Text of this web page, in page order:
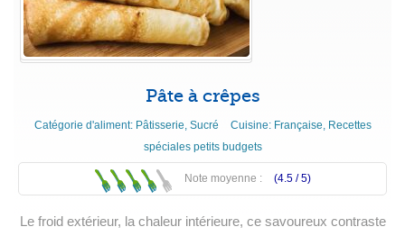
Pâte à crêpes
Catégorie d'aliment: Pâtisserie Sucré Cuisine: Française Recettes
spéciales petits budgets
Note moyenne : (4.5 /5)
Le froid extérieur, la chaleur intérieure, ce savoureux contraste